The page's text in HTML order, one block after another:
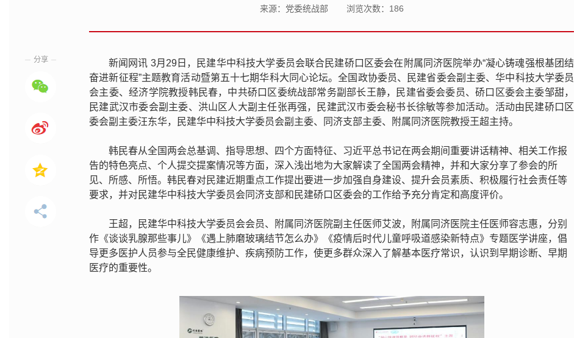
来源：党委统战部 浏览次数： 186
新闻网讯 3月29日，民建华中科技大学委员会联合民建硚口区委会在附属同济医院举办“凝心铸魂强根基团结
奋进新征程”主题教育活动暨第五十七期华科大同心论坛。全国政协委员、民建省委会副主委、华中科技大学委员
会主委、经济学院教授韩民春，中共硚口区委统战部常务副部长王静，民建省委会委员、硚口区委会主委邹甜，
民建武汉市委会副主委、洪山区人大副主任张再强，民建武汉市委会秘书长徐敏等参加活动。活动由民建硚口区
委会副主委汪东华，民建华中科技大学委员会副主委、同济支部主委、附属同济医院教授王超主持。
韩民春从全国两会总基调、指导思想、四个方面特征、习近平总书记在两会期间重要讲话精神、相关工作报
告的特色亮点、个人提交提案情况等方面，深入浅出地为大家解读了全国两会精神，并和大家分享了参会的所
见、所感、所悟。韩民春对民建近期重点工作提出要进一步加强自身建设、提升会员素质、积极履行社会责任等
要求，并对民建华中科技大学委员会同济支部和民建硚口区委会的工作给予充分肯定和高度评价。
王超，民建华中科技大学委员会会员、附属同济医院副主任医师艾波，附属同济医院主任医师容志惠，分别
作《谈谈乳腺那些事儿》《遇上肺磨玻璃结节怎么办》《疫情后时代儿童呼吸道感染新特点》专题医学讲座，倡
导更多医护人员参与全民健康维护、疾病预防工作，使更多群众深入了解基本医疗常识，认识到早期诊断、早期
医疗的重要性。
分享